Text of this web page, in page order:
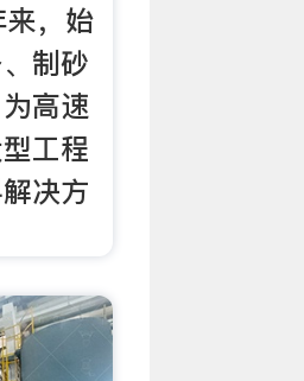
，始
制砂
高速
工程
决方